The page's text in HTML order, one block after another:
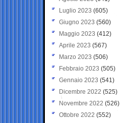
Luglio 2023 (605)
Giugno 2023 (560)
Maggio 2023 (412)
Aprile 2023 (567)
Marzo 2023 (506)
Febbraio 2023 (505)
Gennaio 2023 (541)
Dicembre 2022 (525)
Novembre 2022 (526)
Ottobre 2022 (552)